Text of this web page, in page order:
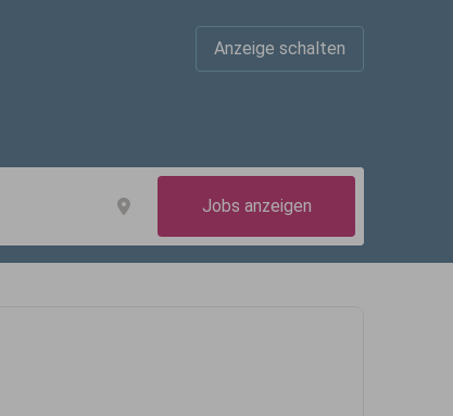
Anzeige schalten
Jobs anzeigen